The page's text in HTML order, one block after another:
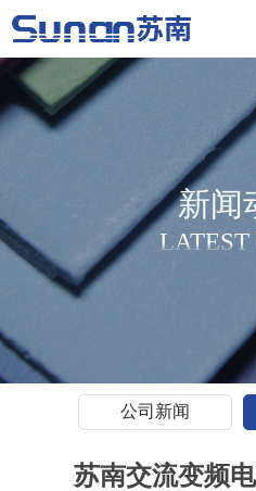
新闻
LATEST
公司新闻
苏南交流变频